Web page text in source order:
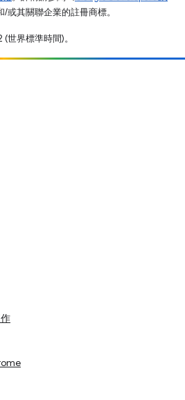
其關聯企業的註冊商標。
界標準時間)。